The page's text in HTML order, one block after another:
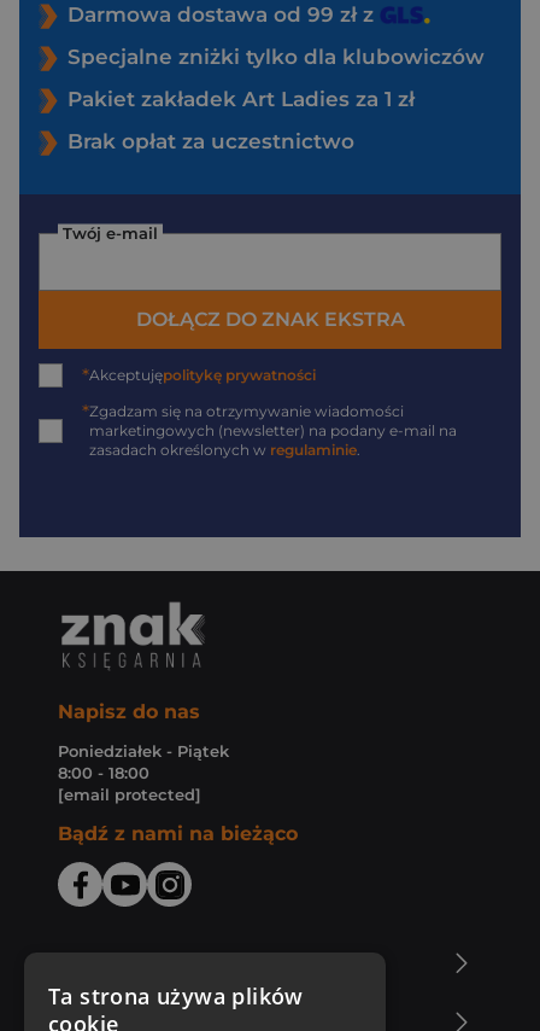
Darmowa dostawa od 99 zł z
Specjalne zniżki tylko dla klubowiczów
Pakiet zakładek Art Ladies za 1 zł
Brak opłat za uczestnictwo
Twój e-mail
DOŁĄCZ DO ZNAK EKSTRA
*Akceptujępolitykę prywatności
*Zgadzam się na otrzymywanie wiadomości
marketingowych (newsletter) na podany e-mail na
zasadach określonych w regulaminie
Napisz do nas
Poniedziałek - Piątek
8:00 - 18:00
[email protected]
Bądź z nami na bieżąco
Zakupy u nas
Ta strona używa plików
cookie